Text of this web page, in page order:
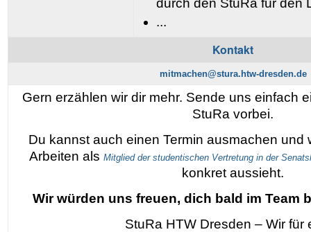
durch den StuRa für den
...
Kontakt
mitmachen@stura.htw-dresden.de
Gern erzählen wir dir mehr. Sende uns einfach
StuRa vorbei.
Du kannst auch einen Termin ausmachen und
Arbeiten alsMitglied der studentischen Vertretung in der
konkret aussieht.
Wir würden uns freuen, dich bald im Team
StuRa HTW Dresden – Wir für